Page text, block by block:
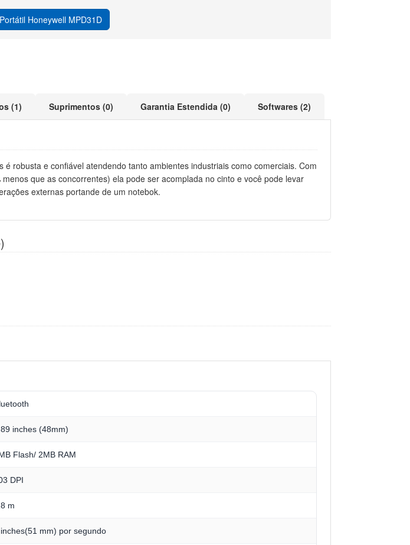
Honeywell MPD31D
(1) Suprimentos (0) Garantia Estendida (0) Softwares (2)
é robusta e confiável atendendo tanto ambientes industriais como comerciais. Com
que as concorrentes) ela pode ser acomplada no cinto e você pode levar
externas portande de um notebok.
inches (48mm)
Flash/ 2MB RAM
DPI
m
mm) por segundo